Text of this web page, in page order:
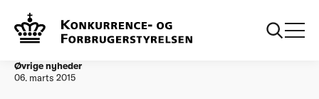
Forside
DSV Miljø Holding A/S
Øvrige nyheder
06. marts 2015